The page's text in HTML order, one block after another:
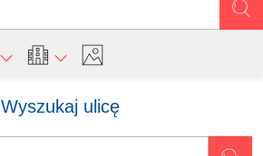
Wyszukaj ulicę